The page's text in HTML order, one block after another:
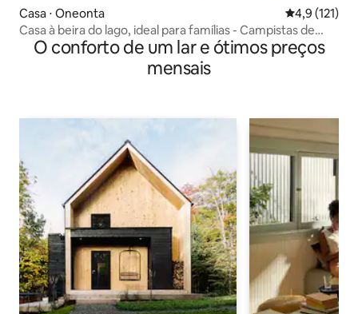
Casa ⋅ Oneonta 4,9 de uma
4,9 (121)
Casa à beira do lago, ideal para famílias - Campistas de
beisebol!
O conforto de um lar e ótimos preços
mensais